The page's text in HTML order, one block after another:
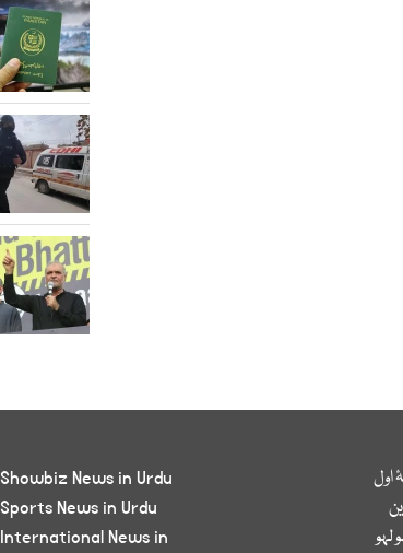
لہو
Showbiz News in Urdu
Sports News in Urdu
International News in